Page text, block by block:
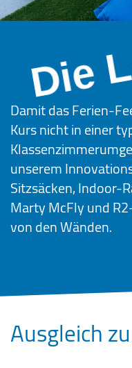
Die
Damit das Ferien-
Kurs nicht in einer
unserem
Sitzsäcken, Indoor-
Marty McFly und
von den Wänden.
Ausgleich